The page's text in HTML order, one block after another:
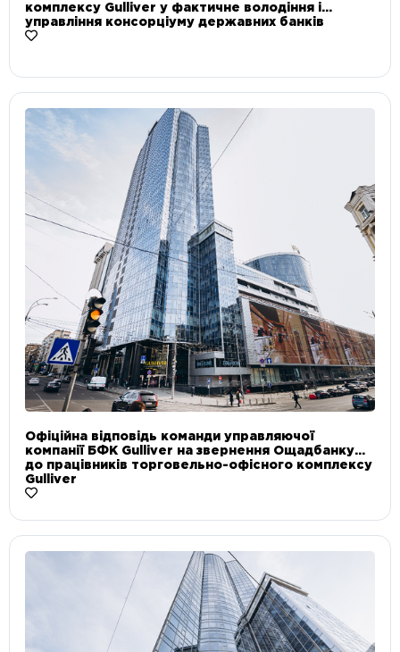
комплексу Gulliver у фактичне володіння і
управління консорціуму державних банків
Офіційна відповідь команди управляючої
компанії БФК Gulliver на звернення Ощадбанку
до працівників торговельно-офісного комплексу
Gulliver